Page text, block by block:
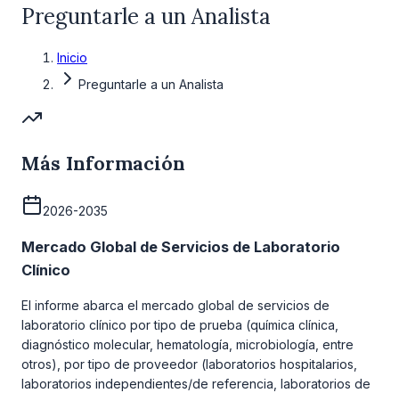
Preguntarle a un Analista
Inicio
Preguntarle a un Analista
Más Información
2026-2035
Mercado Global de Servicios de Laboratorio
Clínico
El informe abarca el mercado global de servicios de
laboratorio clínico por tipo de prueba (química clínica,
diagnóstico molecular, hematología, microbiología, entre
otros), por tipo de proveedor (laboratorios hospitalarios,
laboratorios independientes/de referencia, laboratorios de